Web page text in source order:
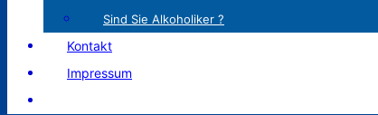
Sind Sie Alkoholiker ?
Kontakt
Impressum